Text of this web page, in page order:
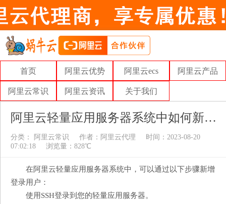
首页 阿里云优势 阿里云ecs 阿里云产品
阿里云常识 阿里云资讯 关于我们
阿里云轻量应用服务器系统中如何新增登录用户
分类： 阿里云常识 作者： 阿里云代理
时间：2023-08-20
07:02:18
浏览量：828℃
在阿里云轻量应用服务器系统中，可以通过以下步骤新增
登录用户：
使用SSH登录到您的轻量应用服务器。